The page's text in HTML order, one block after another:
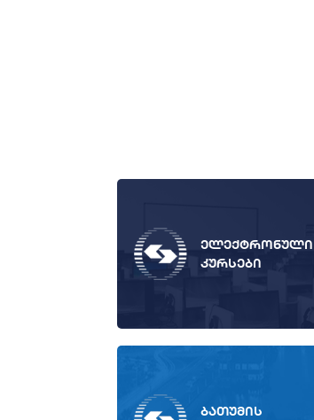
ელექტრონული
კურსები
ბათუმის